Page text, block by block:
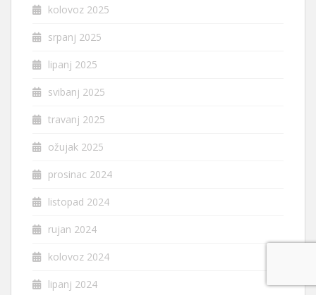
kolovoz 2025
srpanj 2025
lipanj 2025
svibanj 2025
travanj 2025
ožujak 2025
prosinac 2024
listopad 2024
rujan 2024
kolovoz 2024
lipanj 2024